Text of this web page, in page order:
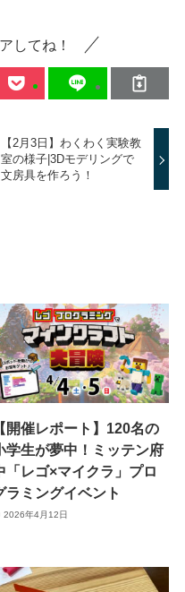
してね！
【2月3日】わくわく実験教
室の様子|3Dモデリングで
文房具を作ろう！
【開催レポート】120名の
学生が夢中！ミッテン府
「レゴ×マイクラ」プロ
ラミングイベント
2026年4月12日